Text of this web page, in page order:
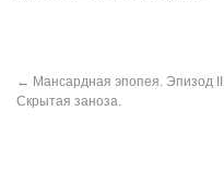
← Мансардная эпопея. Эпизод II.
Скрытая заноза.